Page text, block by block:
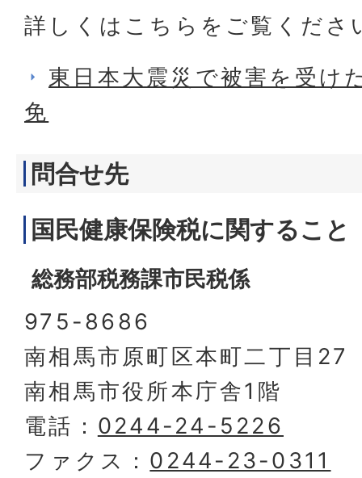
詳しくはこちらをご覧くださ
東日本大震災で被害を受け
免
問合せ先
国民健康保険税に関すること
総務部税務課市民税係
975-8686
南相馬市原町区本町二丁目27
南相馬市役所本庁舎1階
電話： 0244-24-5226
ファクス： 0244-23-0311